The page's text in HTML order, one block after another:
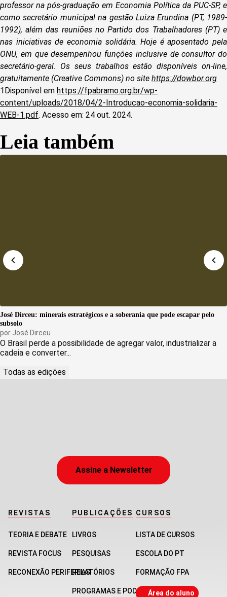
professor na pós-graduação em Economia Política da PUC-SP, e
como secretário municipal na gestão Luiza Erundina (PT, 1989-
1992), além das reuniões no Partido dos Trabalhadores (PT) e
nas iniciativas de economia solidária. Hoje é aposentado pela
ONU, em que desempenhou funções inclusive de consultor do
secretário-geral. Os seus trabalhos estão disponíveis on-line,
gratuitamente (Creative Commons) no site https://dowbor.org
1 Disponível em https://fpabramo.org.br/wp-
content/uploads/2018/04/2-Introducao-economia-solidaria-
WEB-1.pdf. Acesso em: 24 out. 2024.
Leia também
José Dirceu: minerais estratégicos e a soberania que pode escapar pelo
subsolo
por José Dirceu
O Brasil perde a possibilidade de agregar valor, industrializar a
cadeia e converter...
Todas as edições
Assine a Newsletter
REVISTAS
TEORIA E DEBATE
REVISTA FOCUS
RECONEXÃO PERIFERIAS
PUBLICAÇÕES
LIVROS
PESQUISAS
RELATÓRIOS
PROGRAMAS E PODCASTS
CURSOS
LISTA DE CURSOS
ESCOLA DO PT
FORMAÇÃO FPA
Área do aluno